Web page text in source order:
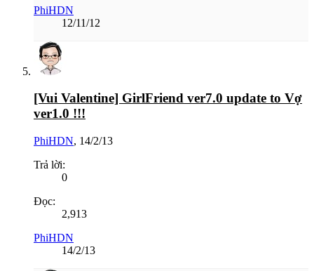
PhiHDN
12/11/12
[Vui Valentine] GirlFriend ver7.0 update to Vợ
ver1.0 !!!
PhiHDN, 14/2/13
Trả lời:
0
Đọc:
2,913
PhiHDN
14/2/13